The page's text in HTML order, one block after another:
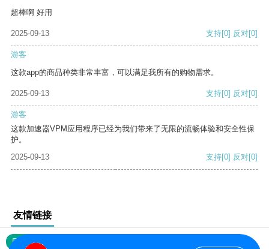
超棒啊 好用
2025-09-13 支持[0] 反对[0]
游客
这款app的商品种类非常丰富，可以满足我所有的购物需求。
2025-09-13 支持[0] 反对[0]
游客
这款加速器VPM应用程序已经为我们带来了无限的流畅体验和安全性保
护。
2025-09-13
支持[0] 反对[0]
友情链接
网站地图